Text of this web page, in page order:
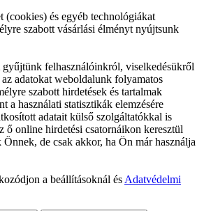
(cookies) és egyéb technológiákat
szabott vásárlási élményt nyújtsunk
felhasználóinkról, viselkedésükről
adatokat weboldalunk folyamatos
szabott hirdetések és tartalmak
a használati statisztikák elemzésére
adatait külső szolgáltatókkal is
ő online hirdetési csatornáikon keresztül
de csak akkor, ha Ön már használja
a beállításoknál ésAdatvédelmi